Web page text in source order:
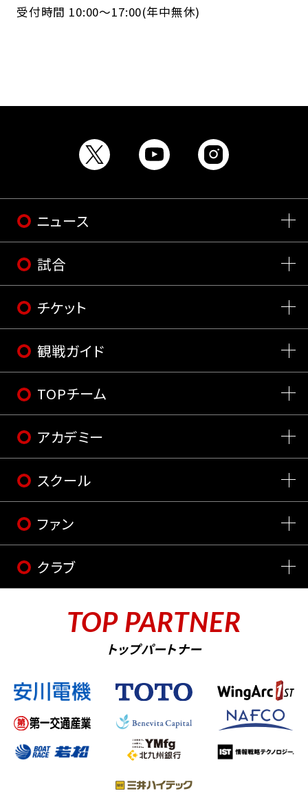
受付時間 10:00～17:00(年中無休)
ニュース
試合
チケット
観戦ガイド
TOPチーム
アカデミー
スクール
ファン
クラブ
TOP PARTNER
トップパートナー